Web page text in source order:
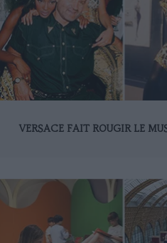
VERSACE FAIT ROUGIR LE